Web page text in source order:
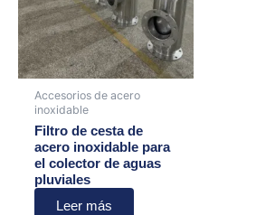
Accesorios de acero
inoxidable
Filtro de cesta de
acero inoxidable para
el colector de aguas
pluviales
Leer más